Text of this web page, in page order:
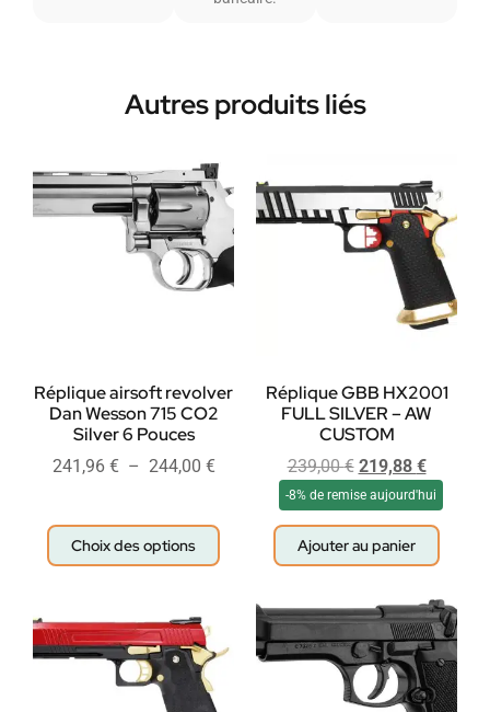
Autres produits liés
Réplique airsoft revolver
Dan Wesson 715 CO2
Silver 6 Pouces
241,96 € – 244,00 €
Choix des options
Réplique GBB HX2001
FULL SILVER – AW
CUSTOM
239,00€ 219,88 €
-8% de remise aujourd'hui
Ajouter au panier